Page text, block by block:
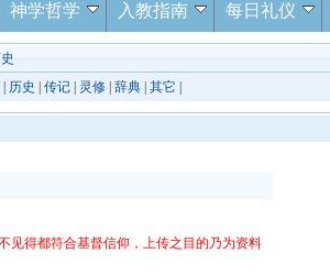
神学哲学 入教指南 每日礼仪
历史 传记 灵修 辞典 其它
见得都符合基督信仰，上传之目的乃为资料